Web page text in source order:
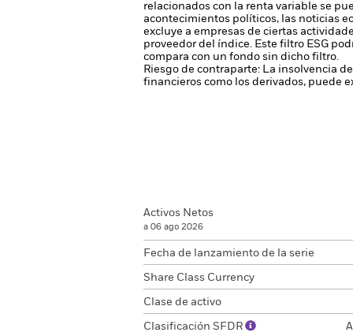
relacionados con la renta variable se
acontecimientos políticos, las noticias
excluye a empresas de ciertas
proveedor del índice. Este filtro ESG
compara con un fondo sin dicho filtro.
Riesgo de contraparte: La insolvencia
financieros como los derivados, puede
Activos Netos
a 06 ago 2026
Fecha de lanzamiento de la serie
Share Class Currency
Clase de activo
Clasificación SFDR